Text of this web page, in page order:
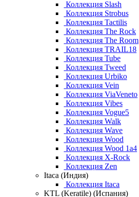
Коллекция Slash
Коллекция Strobus
Коллекция Tactilis
Коллекция The Rock
Коллекция The Room
Коллекция TRAIL18
Коллекция Tube
Коллекция Tweed
Коллекция Urbiko
Коллекция Vein
Коллекция ViaVeneto
Коллекция Vibes
Коллекция Vogue5
Коллекция Walk
Коллекция Wave
Коллекция Wood
Коллекция Wood 1a4
Коллекция X-Rock
Коллекция Zen
Itaca (Индия)
Коллекция Itaca
KTL (Keratile) (Испания)